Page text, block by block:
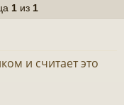
n
1 из 1
и считает это